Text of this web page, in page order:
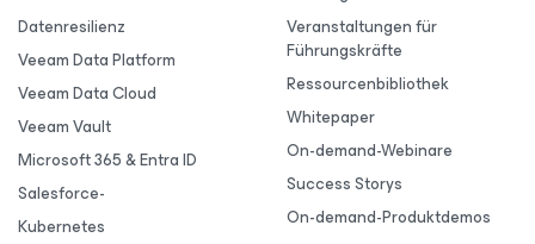
Datenresilienz
Veeam Data Platform
Veeam Data Cloud
Veeam Vault
Microsoft 365 & Entra ID
Salesforce-
Kubernetes
Veranstaltungen für
Führungskräfte
Ressourcenbibliothek
Whitepaper
On-demand-Webinare
Success Storys
On-demand-Produktdemos